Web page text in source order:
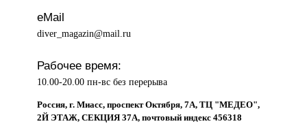
eMail
diver_magazin@mail.ru
Рабочее время:
10.00-20.00 пн-вс без перерыва
Россия, г. Миасс, проспект Октября, 7А, ТЦ "МЕДЕО",
2Й ЭТАЖ, СЕКЦИЯ 37А, почтовый индекс 456318